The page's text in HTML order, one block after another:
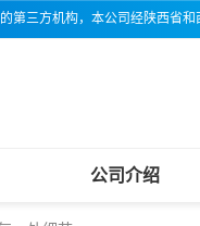
公司介绍